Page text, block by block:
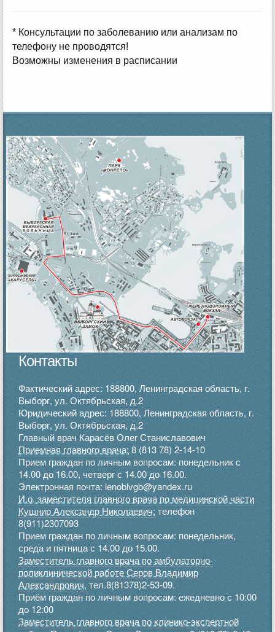
* Консультации по заболеванию или анализам по
телефону не проводятся!
Возможны изменения в расписании
Контакты
Фактический адрес: 188800, Ленинградская область, г.
Выборг, ул. Октябрьская, д.2
Юридический адрес: 188800, Ленинградская область, г.
Выборг, ул. Октябрьская, д.2
Главный врач Карасёв Олег Станиславович
Приемная главного врача: 8 (813 78) 2-14-10
Прием граждан по личным вопросам: понедельник с
14.00 до 16.00, четверг с 14.00 до 16.00.
Электронная почта: lenoblvgb@yandex.ru
И.о. заместителя главного врача по медицинской части
Кушнир Александр Николаевич: телефон
8(911)2307093
Прием граждан по личным вопросам: понедельник,
среда и пятница с 14.00 до 15.00.
Заместитель главного врача по амбулаторно-
поликлинической работе Серов Владимир
Александрович, тел.8(81378)2-53-09.
Приём граждан по личным вопросам: ежедневно с 10:00
до 12:00
Заместитель главного врача по клинико-экспертной